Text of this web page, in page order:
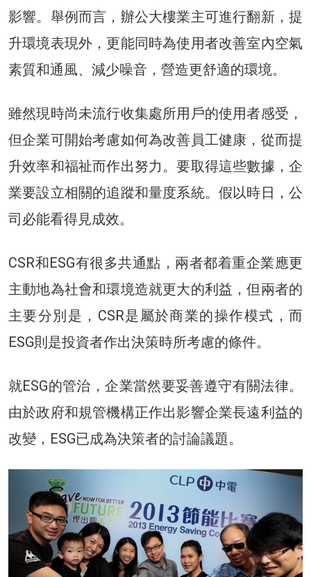
影響。舉例而言，辦公大樓業主可進行翻新，提
升環境表現外，更能同時為使用者改善室內空氣
素質和通風、減少噪音，營造更舒適的環境。
雖然現時尚未流行收集處所用戶的使用者感受，
但企業可開始考慮如何為改善員工健康，從而提
升效率和福祉而作出努力。要取得這些數據，企
業要設立相關的追蹤和量度系統。假以時日，公
司必能看得見成效。
CSR和ESG有很多共通點，兩者都着重企業應更
主動地為社會和環境造就更大的利益，但兩者的
主要分別是，CSR是屬於商業的操作模式，而
ESG則是投資者作出決策時所考慮的條件。
就ESG的管治，企業當然要妥善遵守有關法律。
由於政府和規管機構正作出影響企業長遠利益的
改變，ESG已成為決策者的討論議題。